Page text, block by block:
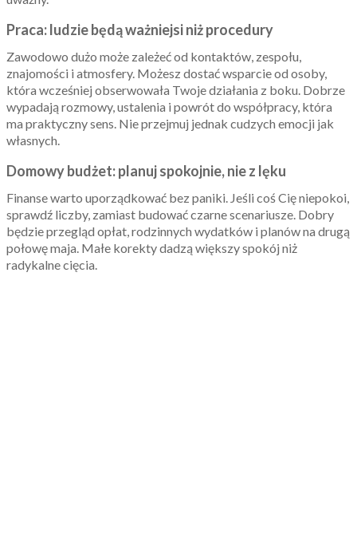
Praca: ludzie będą ważniejsi niż procedury
Zawodowo dużo może zależeć od kontaktów, zespołu,
znajomości i atmosfery. Możesz dostać wsparcie od osoby,
która wcześniej obserwowała Twoje działania z boku. Dobrze
wypadają rozmowy, ustalenia i powrót do współpracy, która
ma praktyczny sens. Nie przejmuj jednak cudzych emocji jak
własnych.
Domowy budżet: planuj spokojnie, nie z lęku
Finanse warto uporządkować bez paniki. Jeśli coś Cię niepokoi,
sprawdź liczby, zamiast budować czarne scenariusze. Dobry
będzie przegląd opłat, rodzinnych wydatków i planów na drugą
połowę maja. Małe korekty dadzą większy spokój niż
radykalne cięcia.